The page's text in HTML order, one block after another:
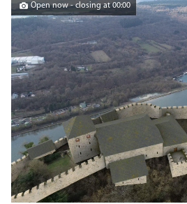
Open now - closing at 00:00